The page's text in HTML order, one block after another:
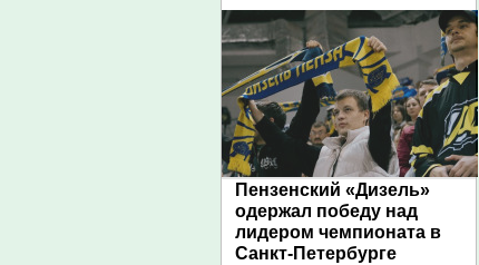
Пензенский «Дизель»
одержал победу над
лидером чемпионата в
Санкт-Петербурге